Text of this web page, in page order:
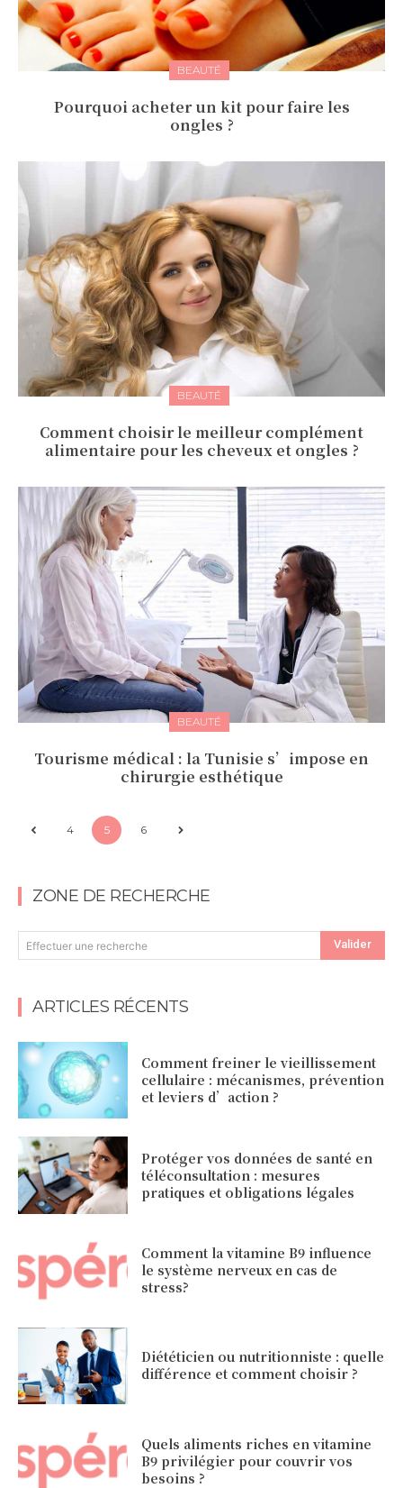
BEAUTÉ
Pourquoi acheter un kit pour faire les
ongles ?
BEAUTÉ
Comment choisir le meilleur complément
alimentaire pour les cheveux et ongles ?
BEAUTÉ
Tourisme médical : la Tunisie s’impose en
chirurgie esthétique
4 5 6
ZONE DE RECHERCHE
Effectuer une recherche Valider
ARTICLES RÉCENTS
Comment freiner le vieillissement
cellulaire : mécanismes, prévention
et leviers d’action ?
Protéger vos données de santé en
téléconsultation : mesures
pratiques et obligations légales
Comment la vitamine B9 influence
le système nerveux en cas de
stress?
Diététicien ou nutritionniste : quelle
différence et comment choisir ?
Quels aliments riches en vitamine
B9 privilégier pour couvrir vos
besoins ?